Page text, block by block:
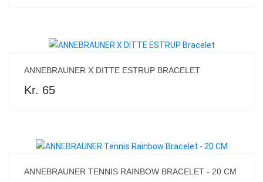
ANNEBRAUNER X DITTE ESTRUP BRACELET
Kr. 65
ANNEBRAUNER TENNIS RAINBOW BRACELET - 20 CM